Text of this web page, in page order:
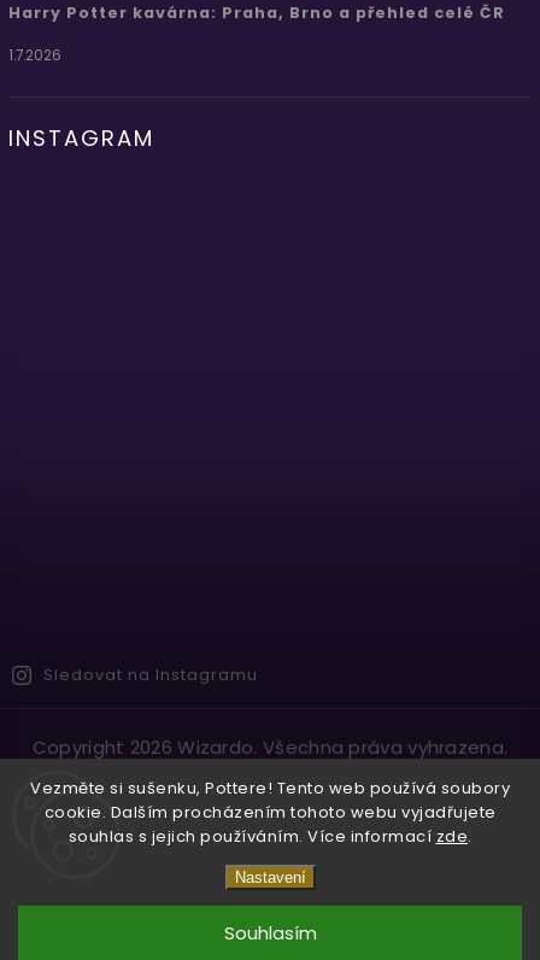
Vezměte si sušenku, Pottere! Tento web používá soubory
cookie. Dalším procházením tohoto webu vyjadřujete
souhlas s jejich používáním. Více informací zde.
Nastavení
Souhlasím
Harry Potter kavárna: Praha, Brno a přehled celé ČR
1.7.2026
INSTAGRAM
Sledovat na Instagramu
Copyright 2026Wizardo. Všechna práva vyhrazena.
VytvořilShoptet| DesignShoptak.cz.